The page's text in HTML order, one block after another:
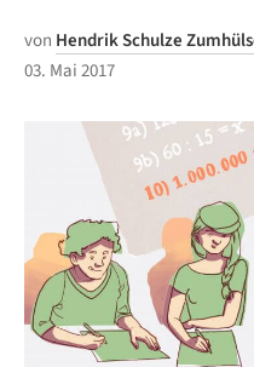
von Hendrik Schulze
03. Mai 2017